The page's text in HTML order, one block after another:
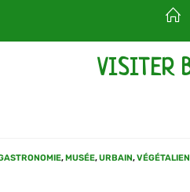
VISITER
,MUSÉE,URBAIN,VÉGÉTALIEN